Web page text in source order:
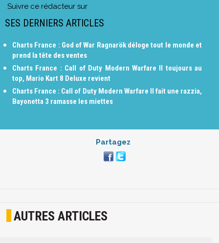
Suivre ce rédacteur sur
SES DERNIERS ARTICLES
Charts France : God of War Ragnarök déloge tout le monde et
prend la tête des ventes
Charts France : Call of Duty Modern Warfare II toujours au
top, Mario Kart 8 Deluxe revient
Charts France : Call of Duty Modern Warfare II fait une razzia,
Bayonetta 3 ramasse les miettes
Partagez
AUTRES ARTICLES